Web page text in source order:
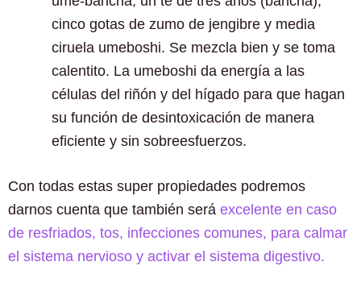
cinco gotas de zumo de jengibre y media
ciruela umeboshi. Se mezcla bien y se toma
calentito. La umeboshi da energía a las
células del riñón y del hígado para que hagan
su función de desintoxicación de manera
eficiente y sin sobreesfuerzos.
Con todas estas super propiedades podremos
darnos cuenta que también será excelente en caso
de resfriados, tos, infecciones comunes, para calmar
el sistema nervioso y activar el sistema digestivo.